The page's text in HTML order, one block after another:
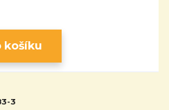
košíku
3